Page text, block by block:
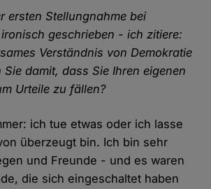
ersten Stellungnahme bei
geschrieben - ich zitiere:
Verständnis von Demokratie
damit, dass Sie Ihren eigenen
Urteile zu fällen?
ich tue etwas oder ich lasse
überzeugt bin. Ich bin sehr
und Freunde - und es waren
die sich eingeschaltet haben